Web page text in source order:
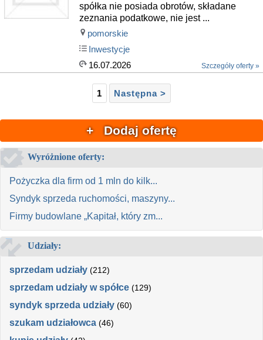
spółka nie posiada obrotów, składane
zeznania podatkowe, nie jest ...
pomorskie
Inwestycje
16.07.2026
Szczegóły oferty »
1 Następna >
+ Dodaj ofertę
Wyróżnione oferty:
Pożyczka dla firm od 1 mln do kilk...
Syndyk sprzeda ruchomości, maszyny...
Firmy budowlane „Kapitał, który zm...
Udziały:
sprzedam udziały (212)
sprzedam udziały w spółce (129)
syndyk sprzeda udziały (60)
szukam udziałowca (46)